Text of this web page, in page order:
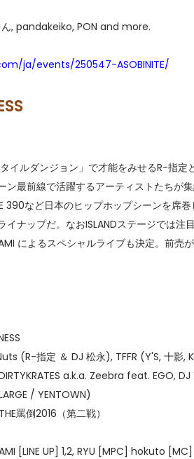
ん, pandakeiko, PON and more.
ja/events/250547-ASOBINITE/
イルダンジョン」で才能をみせるR-指
ン最前線で活躍するアーティストたちが
390など日本のヒップホップシーンを席
イナップだ。なおISLANDステージでは注
によるスペシャルライブも決定。前売
(R-指定 ＆ DJ 松永), TFFR (Y'S, 十影
a.k.a. Zeebra feat. EGO,
/ YENTOWN)
罵倒2016（第二戦）
[LINE UP] 1,2, RYU [MPC] hokuto